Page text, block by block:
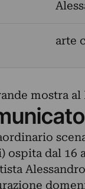
arte
mostra
ospita dal 16